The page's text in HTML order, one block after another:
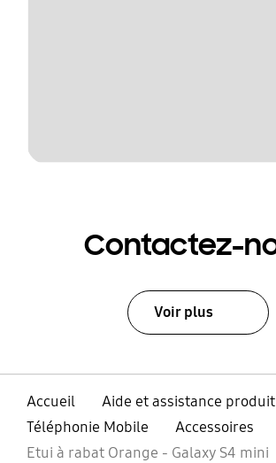
Contactez-
Voir plus
Accueil
Aide et assistance produit
Téléphonie Mobile
Accessoires
Etui à rabat Orange - Galaxy S4 mini